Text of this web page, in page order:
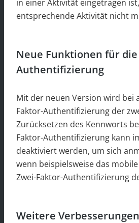
in einer Aktivität eingetragen
entsprechende Aktivität nicht
Neue Funktionen für
Authentifizierung
Mit der neuen Version wird bei
Faktor-Authentifizierung der
Zurücksetzen des Kennworts
Faktor-Authentifizierung kann
deaktiviert werden, um sich
wenn beispielsweise das
Zwei-Faktor-Authentifizierung
Weitere Verbesserungen